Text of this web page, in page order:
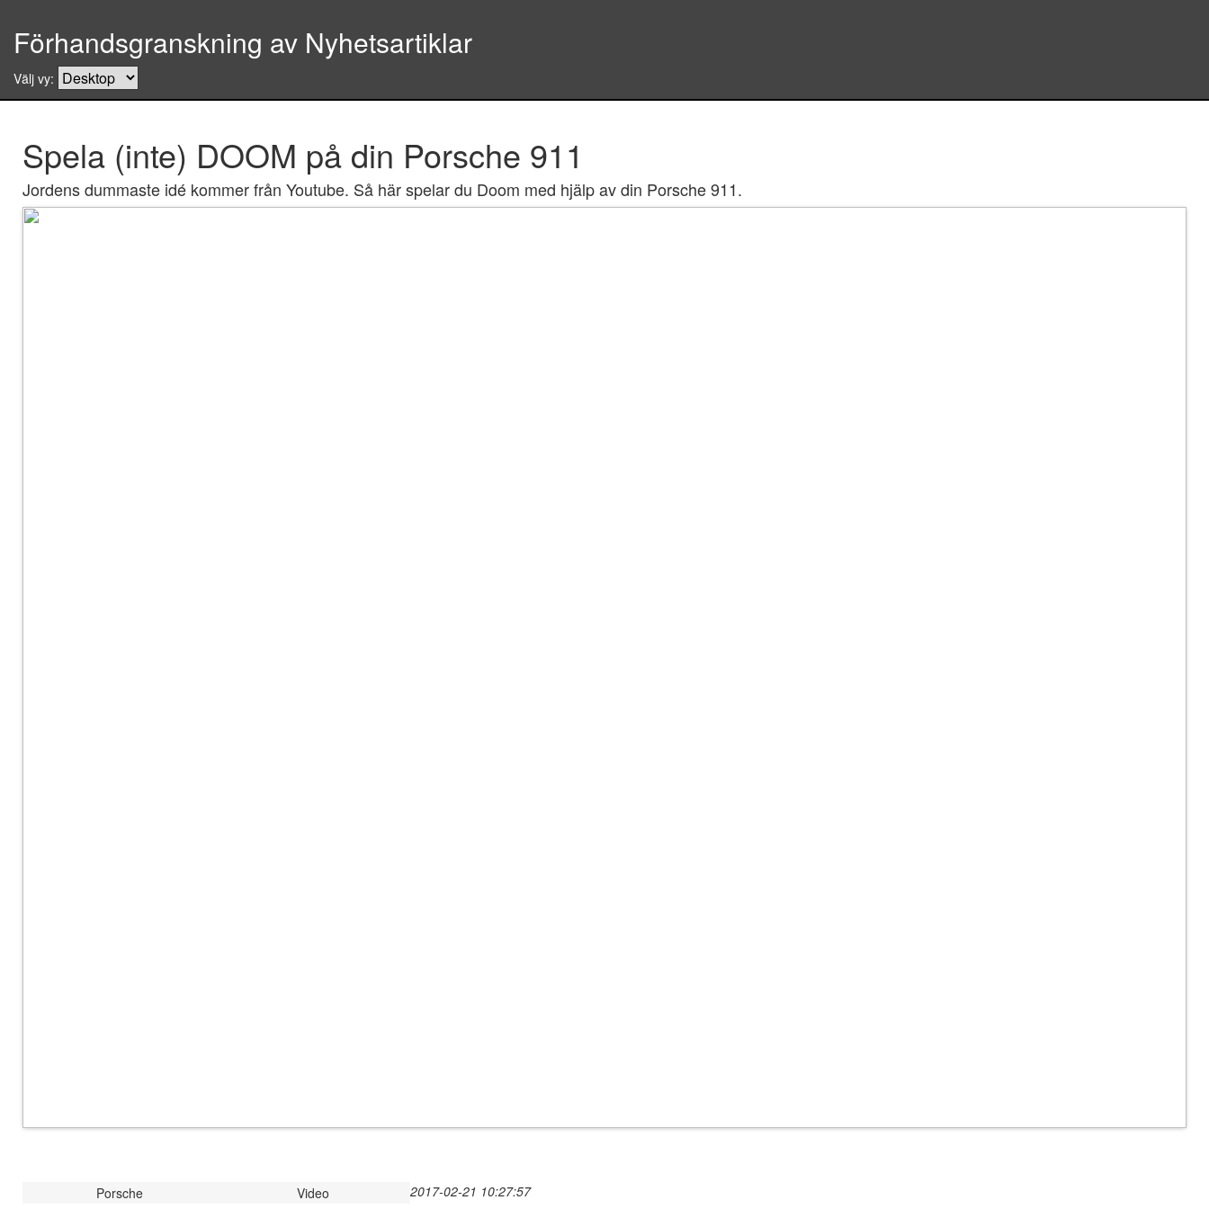
Förhandsgranskning av Nyhetsartiklar
Välj vy:
Spela (inte) DOOM på din Porsche 911
Jordens dummaste idé kommer från Youtube. Så här spelar du Doom med hjälp av din Porsche 911.
2017-02-21 10:27:57
Porsche Video